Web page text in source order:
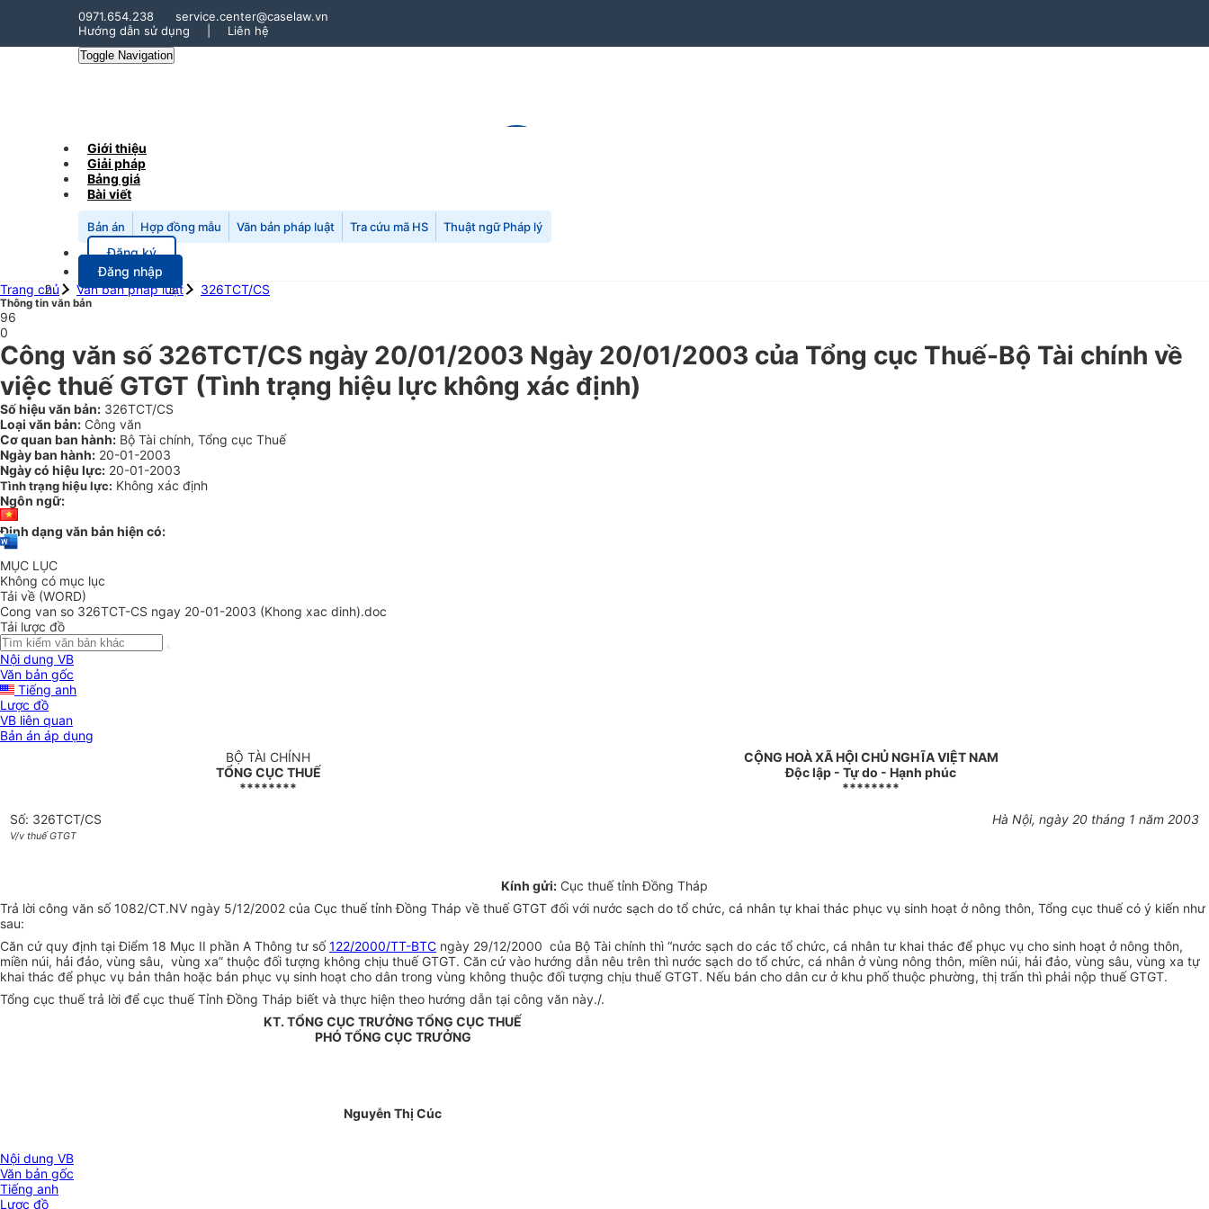
0971.654.238
service.center@caselaw.vn
Hướng dẫn sử dụng
Liên hệ
Toggle Navigation
Giới thiệu
Giải pháp
Bảng giá
Bài viết
Bản án Hợp đồng mẫu Văn bản pháp luật Tra cứu mã HS Thuật ngữ Pháp lý
Đăng ký
Đăng nhập
Trang chủ
Văn bản pháp luật 326TCT/CS
Thông tin văn bản
96
0
Công văn số 326TCT/CS ngày 20/01/2003 Ngày 20/01/2003 của Tổng cục Thuế-Bộ Tài chính về
việc thuế GTGT (Tình trạng hiệu lực không xác định)
Số hiệu văn bản: 326TCT/CS
Loại văn bản: Công văn
Cơ quan ban hành: Bộ Tài chính, Tổng cục Thuế
Ngày ban hành: 20-01-2003
Ngày có hiệu lực: 20-01-2003
Tình trạng hiệu lực: Không xác định
Ngôn ngữ:
Định dạng văn bản hiện có:
MỤC LỤC
Không có mục lục
Tải về (WORD)
Cong van so 326TCT-CS ngay 20-01-2003 (Khong xac dinh).doc
Tải lược đồ
Nội dung VB
Văn bản gốc
Tiếng anh
Lược đồ
VB liên quan
Bản án áp dụng
BỘ TÀI CHÍNH
TỔNG CỤC THUẾ
********
CỘNG HOÀ XÃ HỘI CHỦ NGHĨA VIỆT NAM
Độc lập - Tự do - Hạnh phúc
********
Số: 326TCT/CS
V/v thuế GTGT
Hà Nội, ngày 20 tháng 1 năm 2003
Kính gửi: Cục thuế tỉnh Đồng Tháp
Trả lời công văn số 1082/CT.NV ngày 5/12/2002 của Cục thuế tỉnh Đồng Tháp về thuế GTGT đối với nước sạch do tổ chức, cá nhân tự khai thác phục vụ sinh hoạt ở nông thôn, Tổng cục thuế có ý kiến như
sau:
Căn cứ quy định tại Điểm 18 Mục II phần A Thông tư số122/2000/TT-BTC ngày 29/12/2000 của Bộ Tài chính thì “nước sạch do các tổ chức, cá nhân tư khai thác để phục vụ cho sinh hoạt ở nông thôn,
miền núi, hải đảo, vùng sâu, vùng xa” thuộc đối tượng không chịu thuế GTGT. Căn cứ vào hướng dẫn nêu trên thì nước sạch do tổ chức, cá nhân ở vùng nông thôn, miền núi, hải đảo, vùng sâu, vùng xa tự
khai thác để phục vụ bản thân hoặc bán phục vụ sinh hoạt cho dân trong vùng không thuộc đối tượng chịu thuế GTGT. Nếu bán cho dân cư ở khu phố thuộc phường, thị trấn thì phải nộp thuế GTGT.
Tổng cục thuế trả lời để cục thuế Tỉnh Đồng Tháp biết và thực hiện theo hướng dẫn tại công văn này./.
KT. TỔNG CỤC TRƯỞNG TỔNG CỤC THUẾ
PHÓ TỔNG CỤC TRƯỞNG
Nguyễn Thị Cúc
Nội dung VB
Văn bản gốc
Tiếng anh
Lược đồ